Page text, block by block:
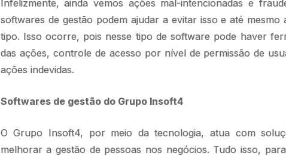
Infelizmente, ainda vemos ações mal-intencionadas e
softwares de gestão podem ajudar a evitar isso e até
tipo. Isso ocorre, pois nesse tipo de software pode haver
das ações, controle de acesso por nível de permissão de
ações indevidas.
Softwares de gestão do Grupo Insoft4
O Grupo Insoft4, por meio da tecnologia, atua com
melhorar a gestão de pessoas nos negócios. Tudo isso,